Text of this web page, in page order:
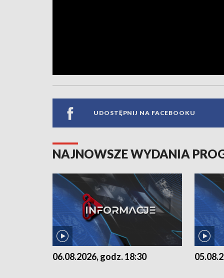
UDOSTĘPNIJ NA FACEBOOKU
NAJNOWSZE WYDANIA
06.08.2026, godz. 18:30